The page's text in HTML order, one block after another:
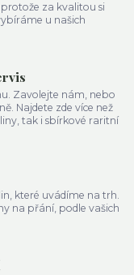
za kvalitou si
u našich
Zavolejte nám, nebo
Najdete zde více než
tak i sbírkové raritní
které uvádíme na trh.
na přání, podle vašich